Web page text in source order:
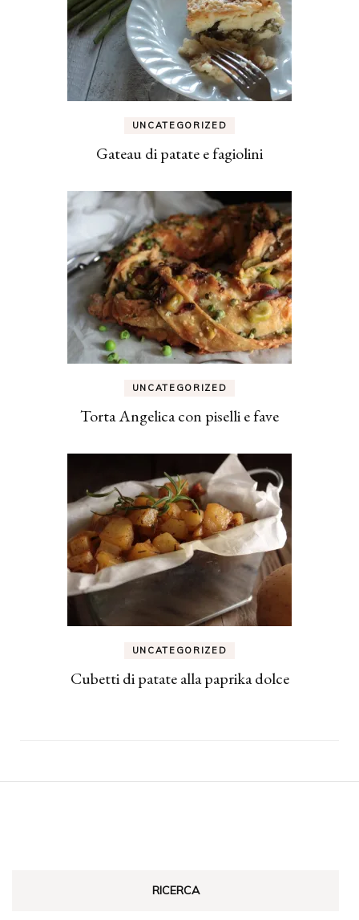
UNCATEGORIZED
Gateau di patate e fagiolini
UNCATEGORIZED
Torta Angelica con piselli e fave
UNCATEGORIZED
Cubetti di patate alla paprika dolce
RICERCA